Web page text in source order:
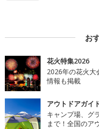
お
花火特集2026
2026年の花火大
情報も掲載
アウトドアガイ
キャンプ場、グ
まで！全国のア